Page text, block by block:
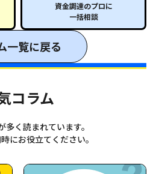
資金調達のプロに
一括相談
一覧に戻る
コラム
多く読まれています。
にお役立てください。